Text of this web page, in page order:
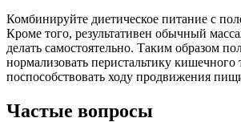
Комбинируйте диетическое питание с
Кроме того, результативен обычный
делать самостоятельно. Таким образом
нормализовать перистальтику кишечного
поспособствовать ходу продвижения
Частые вопросы